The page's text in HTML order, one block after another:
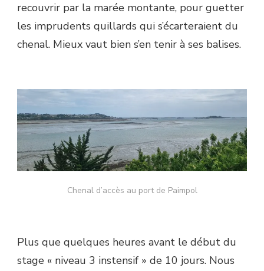
recouvrir par la marée montante, pour guetter
les imprudents quillards qui s’écarteraient du
chenal. Mieux vaut bien s’en tenir à ses balises.
Chenal d’accès au port de Paimpol
Plus que quelques heures avant le début du
stage « niveau 3 instensif » de 10 jours. Nous